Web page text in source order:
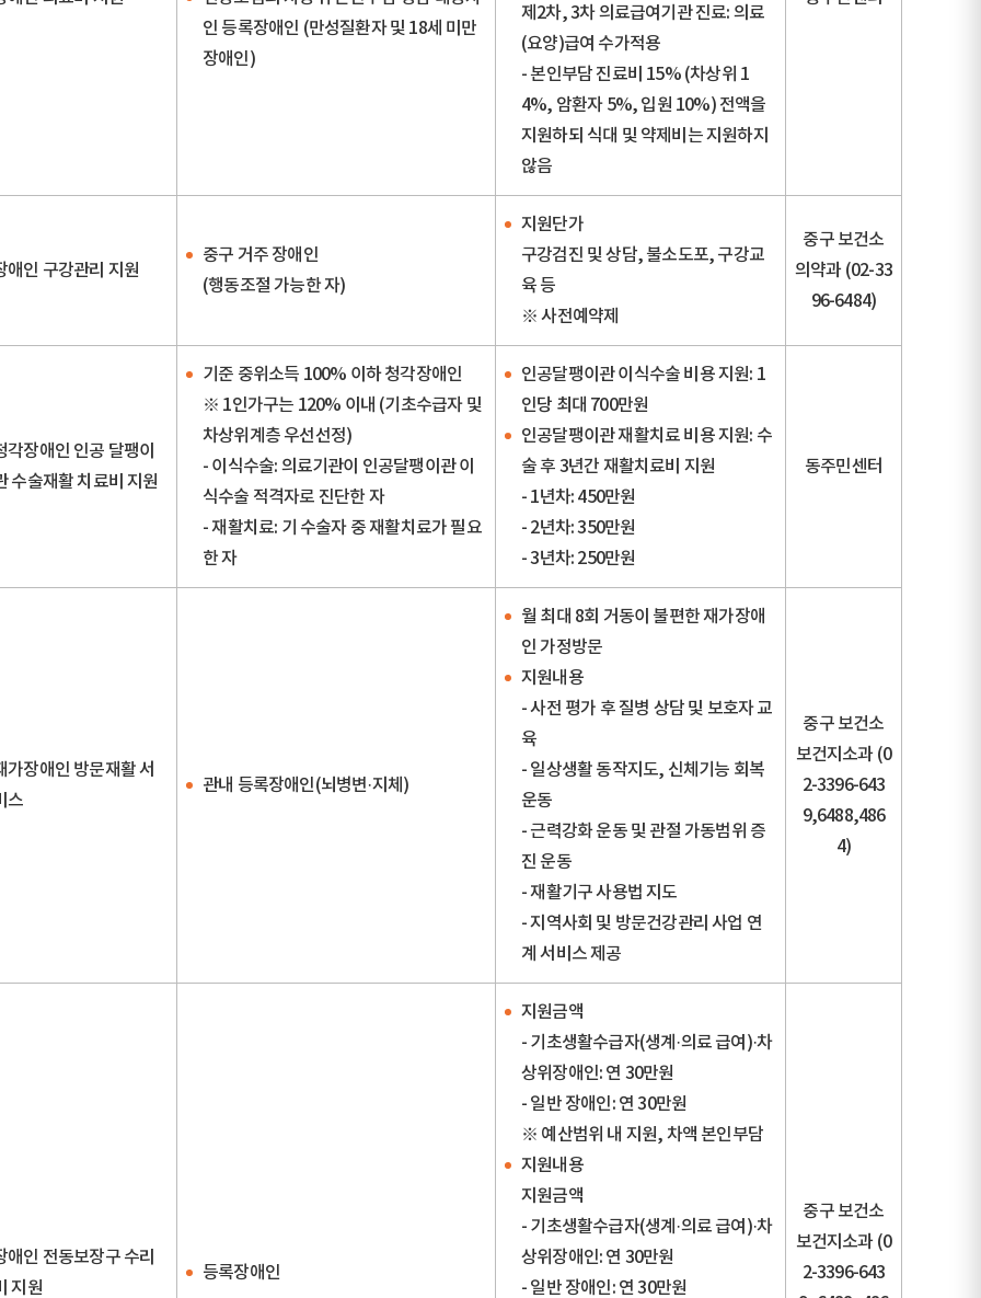
인 등록장애인 (만성질환자 및 18세 미만
장애인)
제2차, 3차 의료급여기관 진료: 의료
(요양)급여 수가적용
- 본인부담 진료비 15% (차상위 1
4%, 암환자 5%, 입원 10%) 전액을
지원하되 식대 및 약제비는 지원하지
않음
애인 구강관리 지원
중구 거주 장애인
(행동조절 가능한 자)
지원단가
구강검진 및 상담, 불소도포, 구강교
육 등
※ 사전예약제
중구 보건소
의약과 (02-33
96-6484)
각장애인 인공 달팽이
수술재활 치료비 지원
기준 중위소득 100% 이하 청각장애인
※ 1인가구는 120% 이내 (기초수급자 및
차상위계층 우선선정)
- 이식수술: 의료기관이 인공달팽이관 이
식수술 적격자로 진단한 자
- 재활치료: 기 수술자 중 재활치료가 필요
한 자
인공달팽이관 이식수술 비용 지원: 1
인당 최대 700만원
인공달팽이관 재활치료 비용 지원: 수
술 후 3년간 재활치료비 지원
- 1년차: 450만원
- 2년차: 350만원
- 3년차: 250만원
동주민센터
가장애인 방문재활 서
스
관내 등록장애인(뇌병변·지체)
월 최대 8회 거동이 불편한 재가장애
인 가정방문
지원내용
- 사전 평가 후 질병 상담 및 보호자 교
육
- 일상생활 동작지도, 신체기능 회복
운동
- 근력강화 운동 및 관절 가동범위 증
진 운동
- 재활기구 사용법 지도
- 지역사회 및 방문건강관리 사업 연
계 서비스 제공
중구 보건소
보건지소과 (0
2-3396-643
9,6488,486
4)
애인 전동보장구 수리
지원
등록장애인
지원금액
- 기초생활수급자(생계·의료 급여)·차
상위장애인: 연 30만원
- 일반 장애인: 연 30만원
※ 예산범위 내 지원, 차액 본인부담
지원내용
지원금액
- 기초생활수급자(생계·의료 급여)·차
상위장애인: 연 30만원
- 일반 장애인: 연 30만원
중구 보건소
보건지소과 (0
2-3396-643